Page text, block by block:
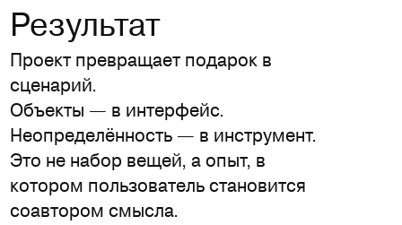
Результат
Проект превращает подарок в
сценарий.
Объекты — в интерфейс.
Неопределённость — в инструмент.
Это не набор вещей, а опыт, в
котором пользователь становится
соавтором смысла.